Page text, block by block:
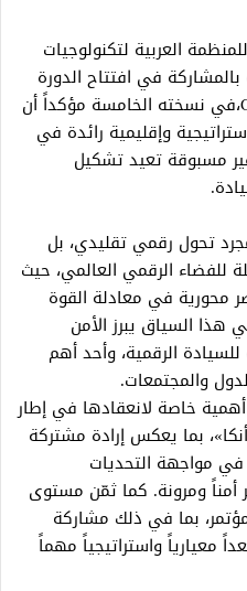
العربية لتكنولوجيات
في افتتاح الدورة
الخامسة لمؤتمر ومعرض CAISEC،في نسخته الخامسة مؤكداً أن
وإقليمية رائدة في
مسبوقة تعيد تشكيل
تحول رقمي تقليدي، بل
الرقمي العالمي، حيث
محورية في معادلة القوة
هذا السياق يبرز الأمن
للسيادة الرقمية، وأحد أهم
والمجتمعات.
خاصة لانعقادها في إطار
بما يعكس إرادة مشتركة
في مواجهة التحديات
أمناً ومرونة. كما ثمّن مستوى
بما في ذلك مشاركة
معيارياً واستراتيجياً مهماً